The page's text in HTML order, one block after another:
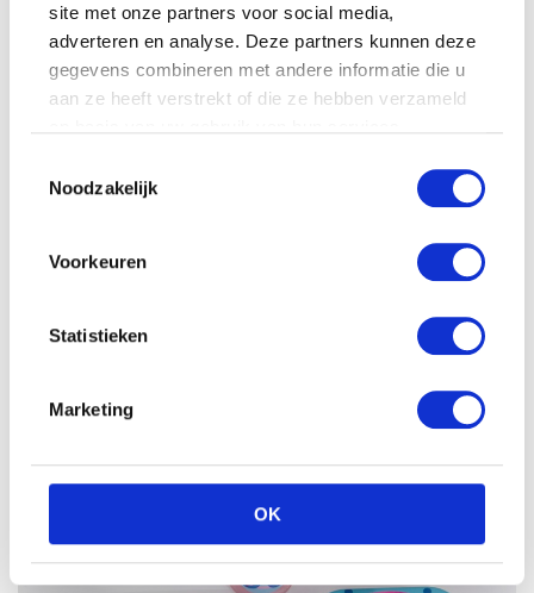
site met onze partners voor social media,
adverteren en analyse. Deze partners kunnen deze
gegevens combineren met andere informatie die u
aan ze heeft verstrekt of die ze hebben verzameld
Noodzakelijk
Voorkeuren
Statistieken
Marketing
OK